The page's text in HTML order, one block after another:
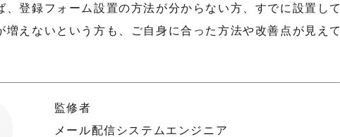
、登録フォーム設置の方法が分からない方、すでに設置して
増えないという方も、ご自身に合った方法や改善点が見えて
監修者
メール配信システムエンジニア